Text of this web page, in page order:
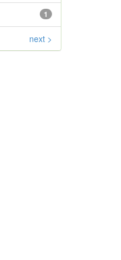
1
next >